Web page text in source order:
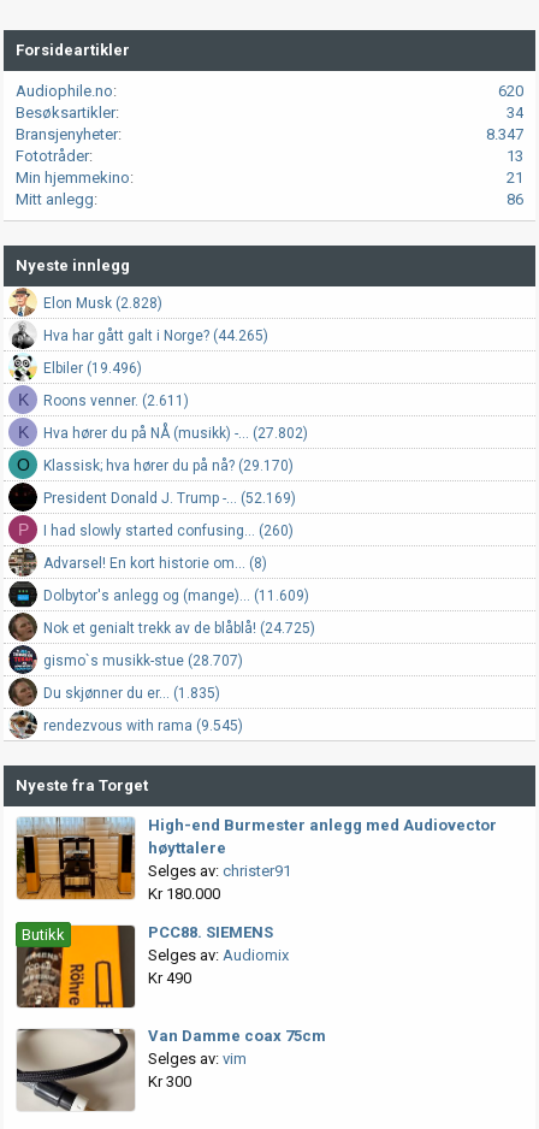
Forsideartikler
Audiophile.no
620
Besøksartikler
34
Bransjenyheter
8.347
Fototråder
13
Min hjemmekino
21
Mitt anlegg
86
Nyeste innlegg
Elon Musk (2.828)
Hva har gått galt i Norge? (44.265)
Elbiler (19.496)
K Roons venner. (2.611)
K Hva hører du på NÅ (musikk) -... (27.802)
O
Klassisk; hva hører du på nå? (29.170)
President Donald J. Trump -... (52.169)
P
I had slowly started confusing... (260)
Advarsel! En kort historie om... (8)
Dolbytor's anlegg og (mange)... (11.609)
Nok et genialt trekk av de blåblå! (24.725)
gismo`s musikk-stue (28.707)
Du skjønner du er... (1.835)
rendezvous with rama (9.545)
Nyeste fra Torget
High-end Burmester anlegg med Audiovector
høyttalere
Selges av: christer91
Kr 180.000
Butikk
PCC88. SIEMENS
Selges av: Audiomix
Kr 490
Van Damme coax 75cm
Selges av: vim
Kr 300